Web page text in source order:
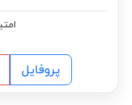
پروفایل